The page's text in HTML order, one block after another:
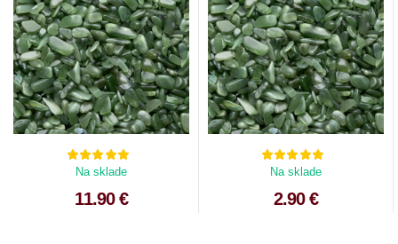
Na sklade
11.90 €
Na sklade
2.90 €